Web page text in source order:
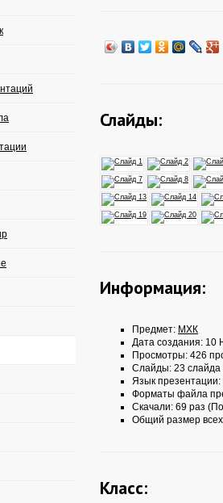
Слайды:
Информация:
Предмет: МХК
Дата создания: 10
Просмотры: 426
Слайды: 23 слайда
Язык презентации:
Форматы файла
Скачали: 69 раз
Общий размер
Класс: